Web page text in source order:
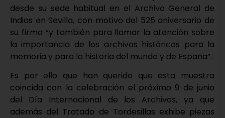
desde su sede habitual en el Archivo General de
Indias en Sevilla, con motivo del 525 aniversario de
su firma “y también para llamar la atención sobre
la importancia de los archivos históricos para la
memoria y para la historia del mundo y de España”.
Es por ello que han querido que esta muestra
coincida con la celebración el próximo 9 de junio
del Día Internacional de los Archivos, ya que
además del Tratado de Tordesillas exhibe piezas